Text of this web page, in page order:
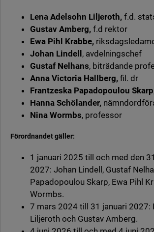
Lena Adelsohn Liljeroth, f.d.
Gustav Amberg, f.d rektor
Ewa Pihl Krabbe,
Johan Lindell , avdelningschef
Gustaf Nelhans, biträdande
Anna Victoria Hallberg, fil. dr
Frantzeska Papadopoulou Skarp
Hanna Schölander,
Nina Wormbs, professor
Förordnandet gäller:
1 januari 2025 till och med den
2027: Johan Lindell, Gustaf
Papadopoulou Skarp, Ewa Pihl
Wormbs.
7 mars 2024 till 31 januari 2027:
Liljeroth och Gustav Amberg.